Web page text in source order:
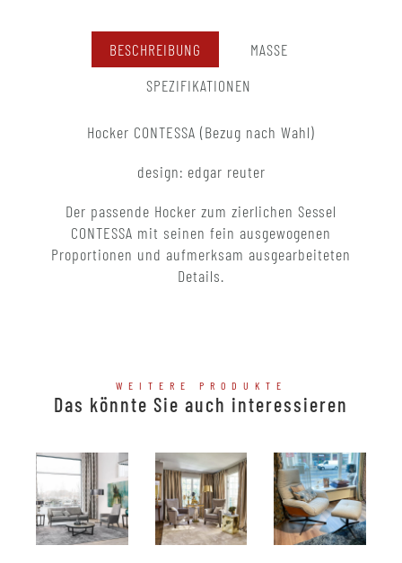
BESCHREIBUNG
MASSE
SPEZIFIKATIONEN
Hocker CONTESSA (Bezug nach Wahl)
design: edgar reuter
Der passende Hocker zum zierlichen Sessel
CONTESSA mit seinen fein ausgewogenen
Proportionen und aufmerksam ausgearbeiteten
Details.
WEITERE PRODUKTE
Das könnte Sie auch interessieren